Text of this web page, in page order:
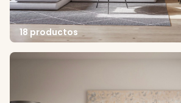
18 productos